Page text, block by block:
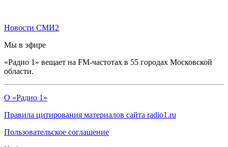
Новости СМИ2
Мы в эфире
«Радио 1» вещает на FM-частотах в 55 городах Московской
области.
О «Радио 1»
Правила цитирования материалов сайта radio1.ru
Пользовательское соглашение